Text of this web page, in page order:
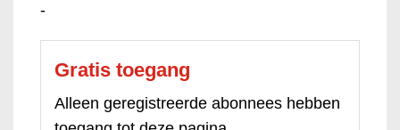
-
Gratis toegang
Alleen geregistreerde abonnees hebben